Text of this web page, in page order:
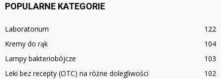
POPULARNE KATEGORIE
Laboratorium
122
Kremy do rąk
104
Lampy bakteriobójcze
103
Leki bez recepty (OTC) na różne dolegliwości
102